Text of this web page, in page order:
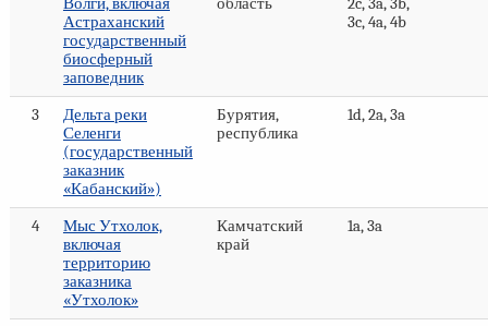
Астраханский
государственный
биосферный
заповедник
3c, 4a, 4b
3
Дельта реки
Селенги
(государственный
заказник
«Кабанский»)
Бурятия,
республика
1d, 2a, 3a
4
Мыс Утхолок,
включая
территорию
заказника
«Утхолок»
Камчатский
край
1a, 3a